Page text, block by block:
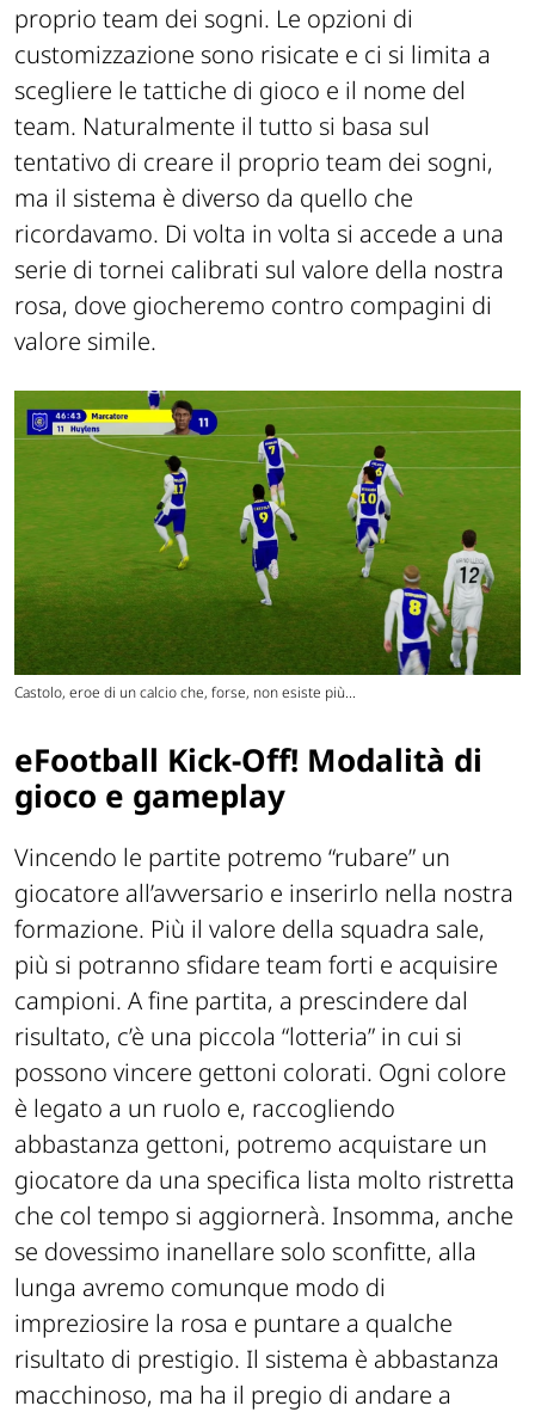
proprio team dei sogni. Le opzioni di
customizzazione sono risicate e ci si limita a
scegliere le tattiche di gioco e il nome del
team. Naturalmente il tutto si basa sul
tentativo di creare il proprio team dei sogni,
ma il sistema è diverso da quello che
ricordavamo. Di volta in volta si accede a una
serie di tornei calibrati sul valore della nostra
rosa, dove giocheremo contro compagini di
valore simile.
Castolo, eroe di un calcio che, forse, non esiste più...
eFootball Kick-Off! Modalità di
gioco e gameplay
Vincendo le partite potremo “rubare” un
giocatore all’avversario e inserirlo nella nostra
formazione. Più il valore della squadra sale,
più si potranno sfidare team forti e acquisire
campioni. A fine partita, a prescindere dal
risultato, c’è una piccola “lotteria” in cui si
possono vincere gettoni colorati. Ogni colore
è legato a un ruolo e, raccogliendo
abbastanza gettoni, potremo acquistare un
giocatore da una specifica lista molto ristretta
che col tempo si aggiornerà. Insomma, anche
se dovessimo inanellare solo sconfitte, alla
lunga avremo comunque modo di
impreziosire la rosa e puntare a qualche
risultato di prestigio. Il sistema è abbastanza
macchinoso, ma ha il pregio di andare a